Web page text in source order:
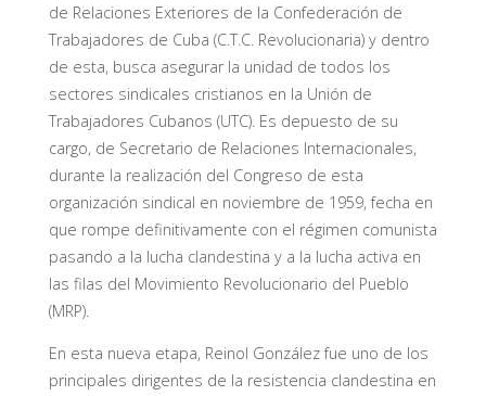
de Relaciones Exteriores de la Confederación de
Trabajadores de Cuba (C.T.C. Revolucionaria) y dentro
de esta, busca asegurar la unidad de todos los
sectores sindicales cristianos en la Unión de
Trabajadores Cubanos (UTC). Es depuesto de su
cargo, de Secretario de Relaciones Internacionales,
durante la realización del Congreso de esta
organización sindical en noviembre de 1959, fecha en
que rompe definitivamente con el régimen comunista
pasando a la lucha clandestina y a la lucha activa en
las filas del Movimiento Revolucionario del Pueblo
(MRP).
En esta nueva etapa, Reinol González fue uno de los
principales dirigentes de la resistencia clandestina en